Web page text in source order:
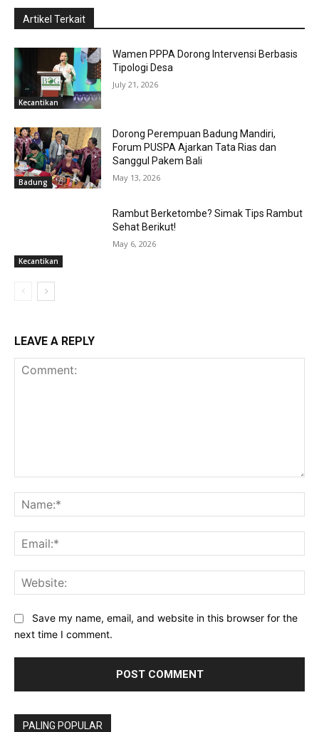
Artikel Terkait
Kecantikan
Wamen PPPA Dorong Intervensi Berbasis
Tipologi Desa
July 21, 2026
Badung
Dorong Perempuan Badung Mandiri,
Forum PUSPA Ajarkan Tata Rias dan
Sanggul Pakem Bali
May 13, 2026
Kecantikan
Rambut Berketombe? Simak Tips Rambut
Sehat Berikut!
May 6, 2026
LEAVE A REPLY
Save my name, email, and website in this browser for the
next time I comment.
PALING POPULAR